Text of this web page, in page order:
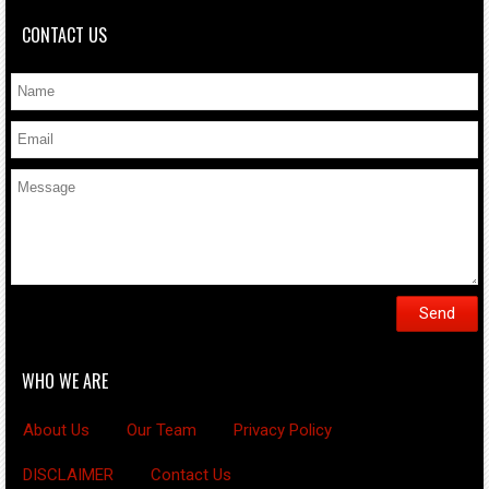
CONTACT US
WHO WE ARE
About Us Our Team Privacy Policy
DISCLAIMER Contact Us